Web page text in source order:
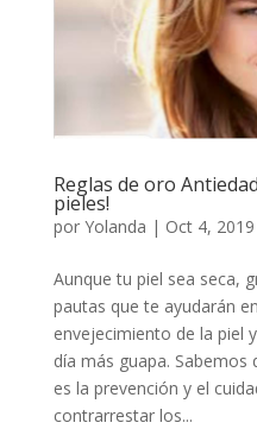
Reglas de oro
pieles!
por Yolanda | Oct 4, 2019
Aunque tu piel sea seca,
pautas que te ayudarán
envejecimiento de la piel
día más guapa.
es la prevención y el
contrarrestar los...